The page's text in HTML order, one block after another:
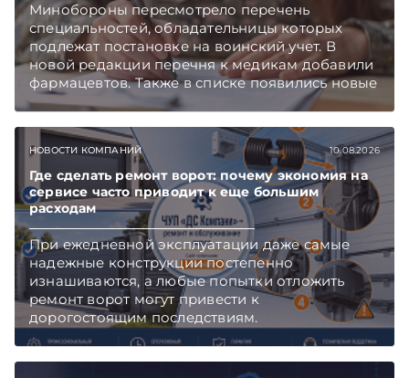
Минобороны пересмотрело перечень
специальностей, обладательницы которых
подлежат постановке на воинский учет. В
новой редакции перечня к медикам добавили
фармацевтов. Также в списке появились новые
специальности медицинского профиля.
Главное об экономике Беларуси — раньше,
чем в новостях TelegramViber
НОВОСТИ КОМПАНИЙ 10.08.2026
Где сделать ремонт ворот: почему экономия на
сервисе часто приводит к еще большим
расходам
При ежедневной эксплуатации даже самые
надежные конструкции постепенно
изнашиваются, а любые попытки отложить
ремонт ворот могут привести к
дорогостоящим последствиям.